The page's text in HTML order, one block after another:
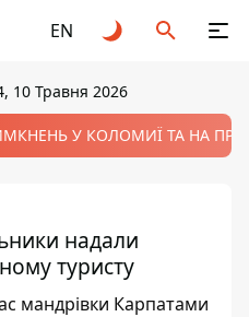
EN
10 Травня 2026
У КОЛОМИЇ ТА НА
надали
туристу
мандрівки Карпатами